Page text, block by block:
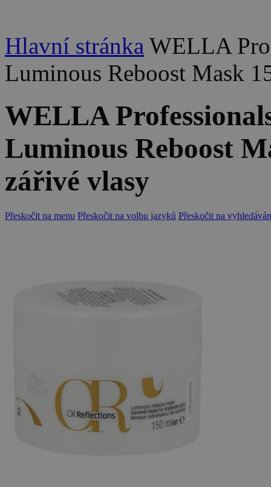
Hlavní stránka WELLA
Luminous Reboost Mask
WELLA
Luminous Reboost
zářivé vlasy
Přeskočit na menu Přeskočit na volbu jazyků Přeskočit na